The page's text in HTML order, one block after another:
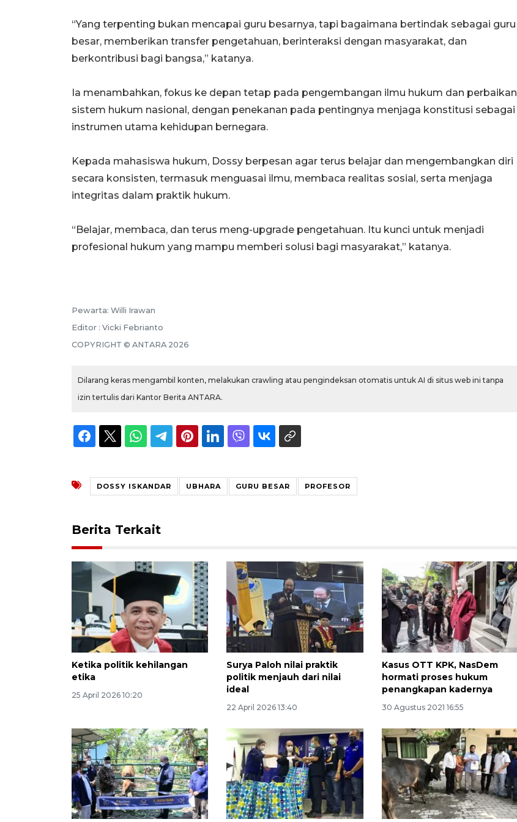
“Yang terpenting bukan mencapai guru besarnya, tapi bagaimana bertindak sebagai guru
besar, memberikan transfer pengetahuan, berinteraksi dengan masyarakat, dan
berkontribusi bagi bangsa,” katanya.
Ia menambahkan, fokus ke depan tetap pada pengembangan ilmu hukum dan perbaikan
sistem hukum nasional, dengan penekanan pada pentingnya menjaga konstitusi sebagai
instrumen utama kehidupan bernegara.
Kepada mahasiswa hukum, Dossy berpesan agar terus belajar dan mengembangkan diri
secara konsisten, termasuk menguasai ilmu, membaca realitas sosial, serta menjaga
integritas dalam praktik hukum.
“Belajar, membaca, dan terus meng-upgrade pengetahuan. Itu kunci untuk menjadi
profesional hukum yang mampu memberi solusi bagi masyarakat,” katanya.
Pewarta: Willi Irawan
Editor : Vicki Febrianto
COPYRIGHT © ANTARA 2026
Dilarang keras mengambil konten, melakukan crawling atau pengindeksan otomatis untuk AI di situs web ini tanpa
izin tertulis dari Kantor Berita ANTARA.
DOSSY ISKANDAR UBHARA GURU BESAR PROFESOR
Berita Terkait
Ketika politik kehilangan
etika
25 April 2026 10:20
Surya Paloh nilai praktik
politik menjauh dari nilai
ideal
22 April 2026 13:40
Kasus OTT KPK, NasDem
hormati proses hukum
penangkapan kadernya
30 Agustus 2021 16:55